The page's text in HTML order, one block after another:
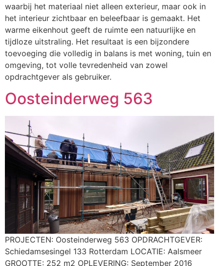
waarbij het materiaal niet alleen exterieur, maar ook in
het interieur zichtbaar en beleefbaar is gemaakt. Het
warme eikenhout geeft de ruimte een natuurlijke en
tijdloze uitstraling. Het resultaat is een bijzondere
toevoeging die volledig in balans is met woning, tuin en
omgeving, tot volle tevredenheid van zowel
opdrachtgever als gebruiker.
Oosteinderweg 563
PROJECTEN: Oosteinderweg 563 OPDRACHTGEVER:
Schiedamsesingel 133 Rotterdam LOCATIE: Aalsmeer
GROOTTE: 252 m2 OPLEVERING: September 2016